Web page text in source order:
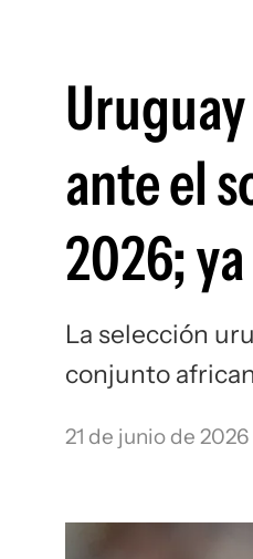
ante el
2026;
La selección
conjunto
21 de junio de 2026